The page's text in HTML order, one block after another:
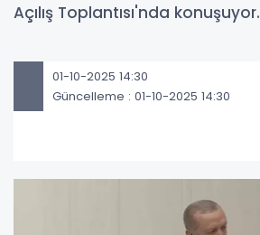
Açılış Toplantısı'nda konuşuyor.
01-10-2025 14:30
Güncelleme : 01-10-2025 14:30